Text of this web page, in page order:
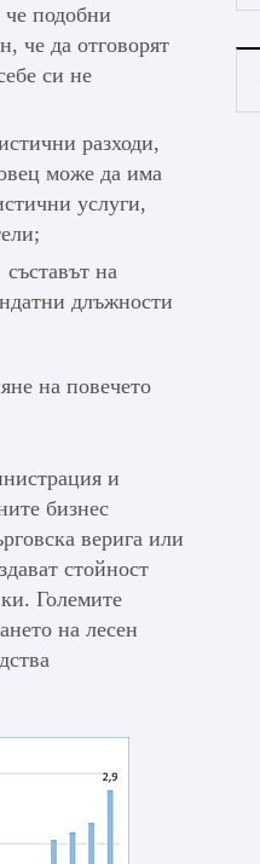
че подобни
че да отговорят
си не
разходи,
може да има
услуги,
на
длъжности
на повечето
и
бизнес
верига или
стойност
Големите
на лесен